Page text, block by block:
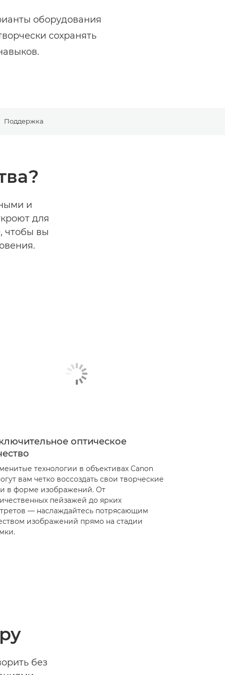
оборудования
сохранять
Поддержка
и
для
чтобы вы
оптическое
технологии в объективах Canon
вам четко воссоздать свои творческие
в форме изображений. От
пейзажей до ярких
— наслаждайтесь потрясающим
изображений прямо на стадии
без